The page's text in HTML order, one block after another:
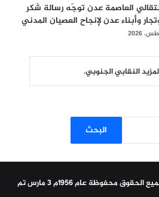
العاصمة عدن توجّه رسالة شكر
وأبناء عدن لإنجاح العصيان المدني
النقابي الجنوبي.
البحث
©2026 النقابي الجنوبي - جميع الحقوق محفوظة عام 1956م 3 مارس تم